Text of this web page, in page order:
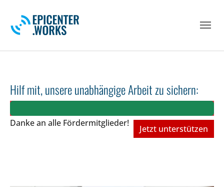
Hilf mit, unsere unabhängige Arbeit zu sichern:
Danke an alle Fördermitglieder!
Jetzt unterstützen